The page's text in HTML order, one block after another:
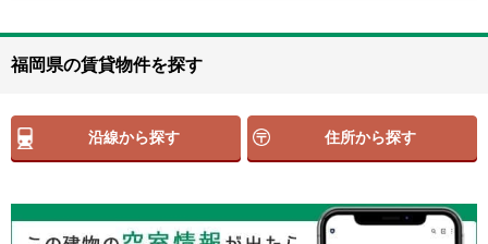
福岡県の賃貸物件を探す
沿線から探す 住所から探す